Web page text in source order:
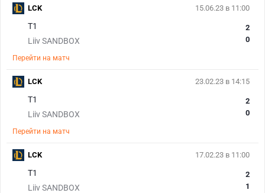
15.06.23 в 11:00
T1
Liiv SANDBOX
2
0
Перейти на матч
LCK
23.02.23 в 14:15
T1
Liiv SANDBOX
2
0
Перейти на матч
LCK
17.02.23 в 11:00
T1
Liiv SANDBOX
2
1
LCK